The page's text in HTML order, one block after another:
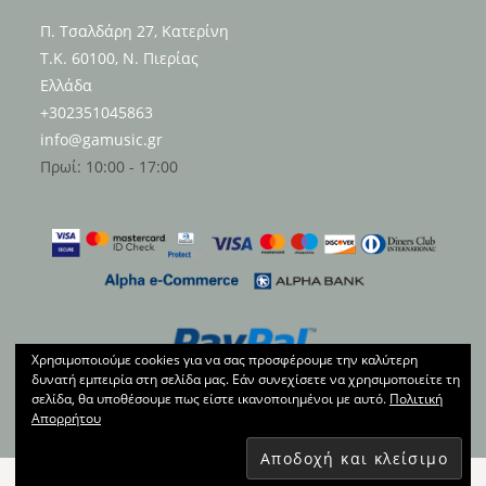
Π. Τσαλδάρη 27, Κατερίνη
Τ.Κ. 60100, Ν. Πιερίας
Ελλάδα
+302351045863
info@gamusic.gr
Πρωί: 10:00 - 17:00
Copyright 2014 - gamusic.gr - All Rights Reserved
Χρησιμοποιούμε cookies για να σας προσφέρουμε την καλύτερη
δυνατή εμπειρία στη σελίδα μας. Εάν συνεχίσετε να χρησιμοποιείτε τη
σελίδα, θα υποθέσουμε πως είστε ικανοποιημένοι με αυτό. Πολιτική
Απορρήτου